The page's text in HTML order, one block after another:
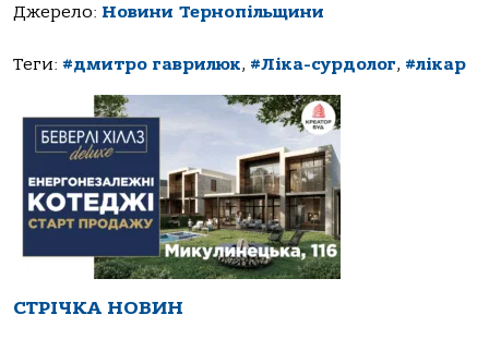
Джерело: Новини Тернопільщини
Теги: #дмитро гаврилюк, #Ліка-сурдолог, #лікар
СТРІЧКА НОВИН